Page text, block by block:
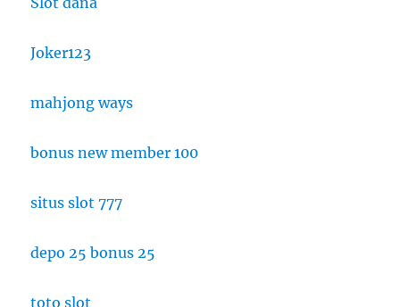
Joker123
mahjong ways
bonus new member 100
situs slot 777
depo 25 bonus 25
toto slot